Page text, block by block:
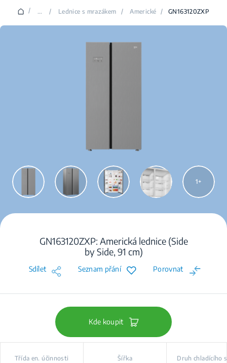
/ ... / Lednice s mrazákem / Americké / GN163120ZXP
1
GN163120ZXP: Americká lednice (Side
by Side, 91 cm)
Sdílet Seznam přání Porovnat
Kde koupit
Třída en. účinnosti Šířka Druh chladícího